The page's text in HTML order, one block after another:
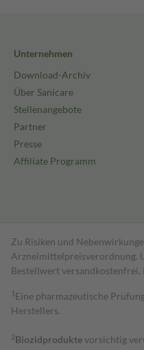
Unternehmen
Download-Archiv
Über Sanicare
Stellenangebote
Partner
Presse
Affiliate Programm
Zu Risiken und
Arzneimittelpreisverordnung.
Bestell­wert
1 Eine pharmazeutische
Herstellers.
2Biozidproduktevorsichtig